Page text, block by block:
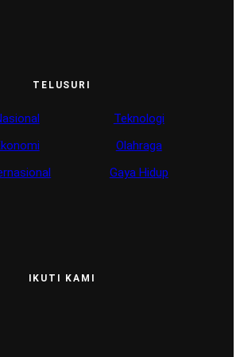
TELUSURI
Teknologi
Olahraga
Gaya Hidup
IKUTI KAMI